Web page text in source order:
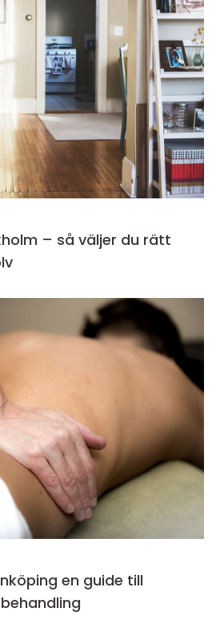
– så väljer du rätt
guide till